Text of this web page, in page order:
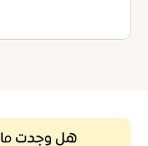
هل وجدت ما